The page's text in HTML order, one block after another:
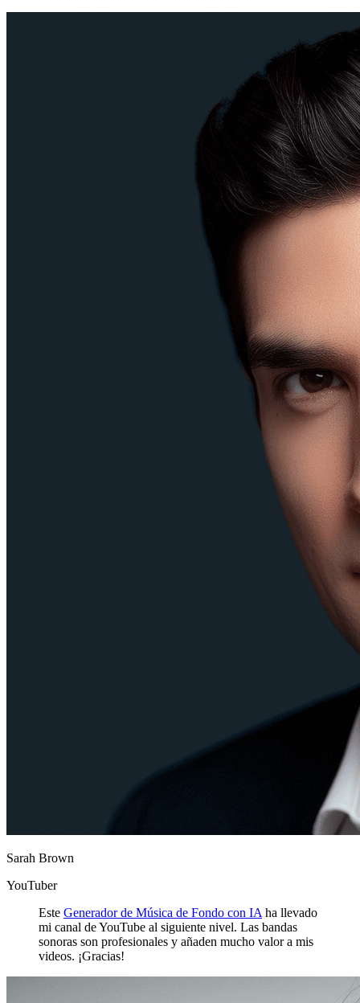
Sarah Brown
YouTuber
Este Generador de Música de Fondo con IA ha llevado
mi canal de YouTube al siguiente nivel. Las bandas
sonoras son profesionales y añaden mucho valor a mis
videos. ¡Gracias!